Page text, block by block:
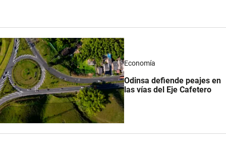
Economía
Odinsa defiende peajes en
las vías del Eje Cafetero